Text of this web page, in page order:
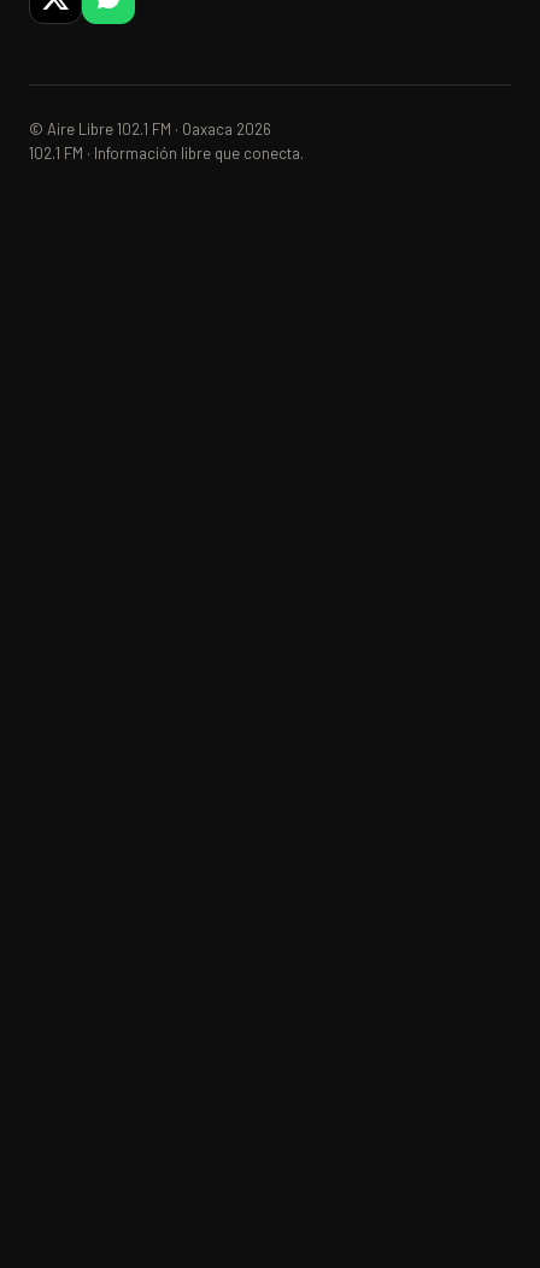
© Aire Libre 102.1 FM · Oaxaca 2026
102.1 FM · Información libre que conecta.